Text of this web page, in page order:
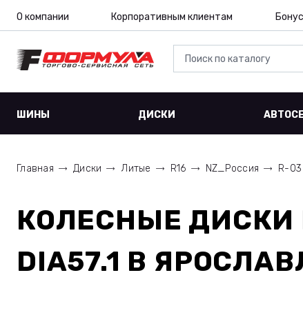
О компании Корпоративным клиентам
ШИНЫ ДИСКИ
Главная Диски Литые R16 NZ_Россия R-03
КОЛЕСНЫЕ ДИСКИ
DIA57.1 В